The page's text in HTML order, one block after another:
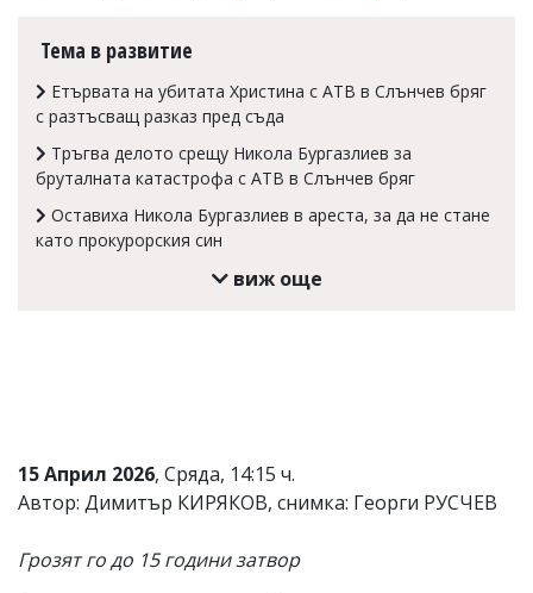
читателите
редакцията
отговорност
Ако
откриете
Тема в развитие
Етървата на убитата Христина с АТВ в Слънчев бряг
с разтъсващ разказ пред съда
Тръгва делото срещу Никола Бургазлиев за
бруталната катастрофа с АТВ в Слънчев бряг
Оставиха Никола Бургазлиев в ареста, за да не стане
като прокурорския син
виж още
15 Април 2026, Сряда, 14:15 ч.
Автор: Димитър КИРЯКОВ, снимка: Георги РУСЧЕВ
Грозят го до 15 години затвор